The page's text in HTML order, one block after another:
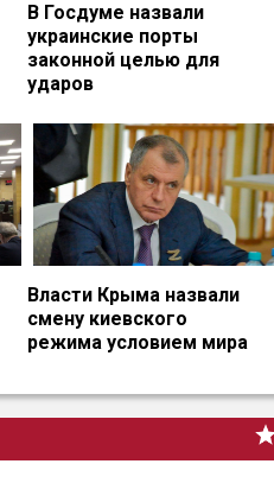
В Госдуме назвали
украинские порты
законной целью для
ударов
Власти Крыма назвали
смену киевского
режима условием мира